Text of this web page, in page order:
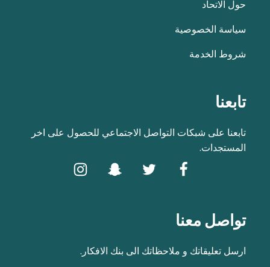
حول الاتحاد
سياسة الخصوصية
شروط الخدمة
تابعنا
تابعنا على شبكات التواصل الاجتماعي للحصول على اخر
المستجدات.
تواصل معنا
ارسل تعليقاتك و ملاحظاتك الى بنك الافكار.